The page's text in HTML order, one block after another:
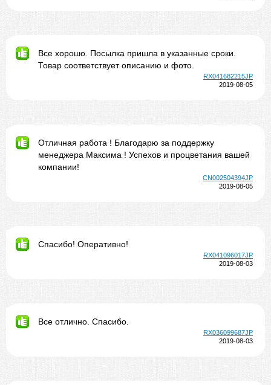
Все хорошо. Посылка пришла в указанные сроки.
Товар соответствует описанию и фото.
RX041682215JP
2019-08-05
Отличная работа ! Благодарю за поддержку
менеджера Максима ! Успехов и процветания вашей
компании!
CN002504394JP
2019-08-05
Спасибо! Оперативно!
RX041096017JP
2019-08-03
Все отлично. Спасибо.
RX036099687JP
2019-08-03